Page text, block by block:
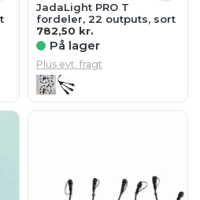
JadaLight PRO T
fordeler, 22 outputs, sort
782,50 kr.
På lager
Plus evt. fragt